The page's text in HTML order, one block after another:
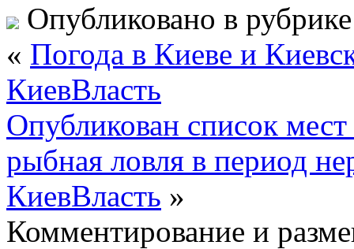
Опубликовано в
« Погода в Киеве и
КиевВласть
Опубликован список
рыбная ловля в период
КиевВласть »
Комментирование и